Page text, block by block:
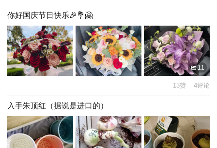
你好国庆节日快乐🎉💐🤗
11
13赞 4评论
入手朱顶红（据说是进口的）